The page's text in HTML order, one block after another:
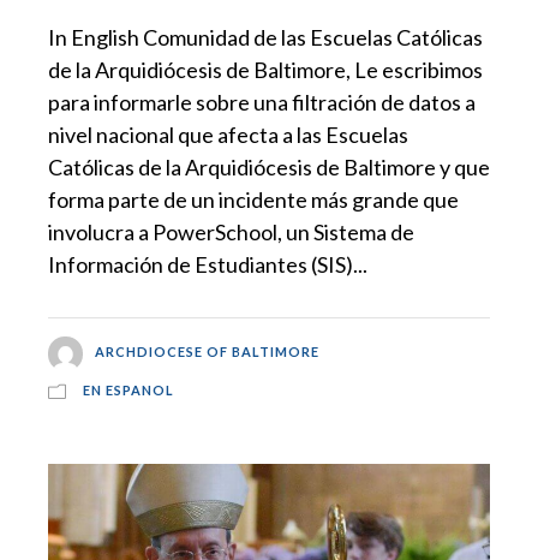
In English Comunidad de las Escuelas Católicas
de la Arquidiócesis de Baltimore, Le escribimos
para informarle sobre una filtración de datos a
nivel nacional que afecta a las Escuelas
Católicas de la Arquidiócesis de Baltimore y que
forma parte de un incidente más grande que
involucra a PowerSchool, un Sistema de
Información de Estudiantes (SIS)...
ARCHDIOCESE OF BALTIMORE
EN ESPANOL